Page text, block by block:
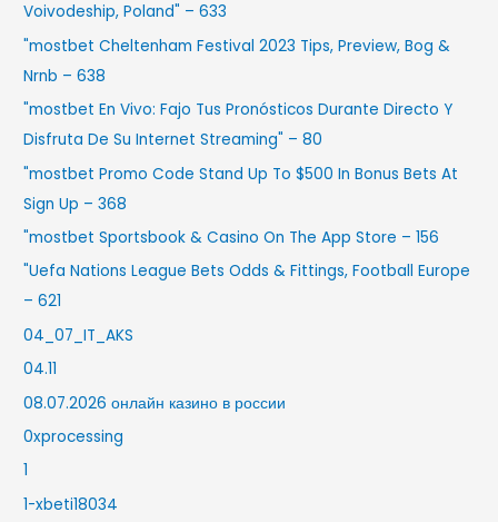
Voivodeship, Poland" – 633
"mostbet Cheltenham Festival 2023 Tips, Preview, Bog &
Nrnb – 638
"mostbet En Vivo: Fajo Tus Pronósticos Durante Directo Y
Disfruta De Su Internet Streaming" – 80
"mostbet Promo Code Stand Up To $500 In Bonus Bets At
Sign Up – 368
"‎mostbet Sportsbook & Casino On The App Store – 156
"Uefa Nations League Bets Odds & Fittings, Football Europe
– 621
04_07_IT_AKS
04.11
08.07.2026 онлайн казино в россии
0xprocessing
1
1-xbeti18034